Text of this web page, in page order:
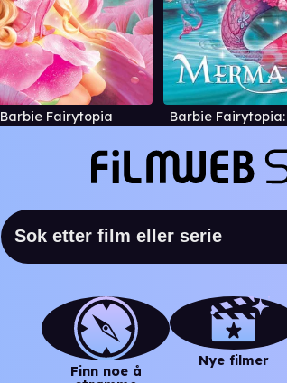
Barbie Fairytopia
Finn noe å
Nye filmer